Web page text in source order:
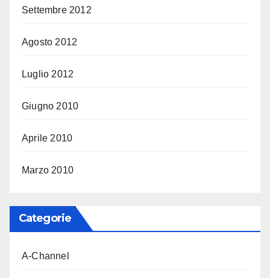
Settembre 2012
Agosto 2012
Luglio 2012
Giugno 2010
Aprile 2010
Marzo 2010
Categorie
A-Channel